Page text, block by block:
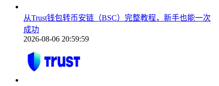
从Trust钱包转币安链（BSC）完整教程，新手也能一次
成功
2026-08-06 20:59:59